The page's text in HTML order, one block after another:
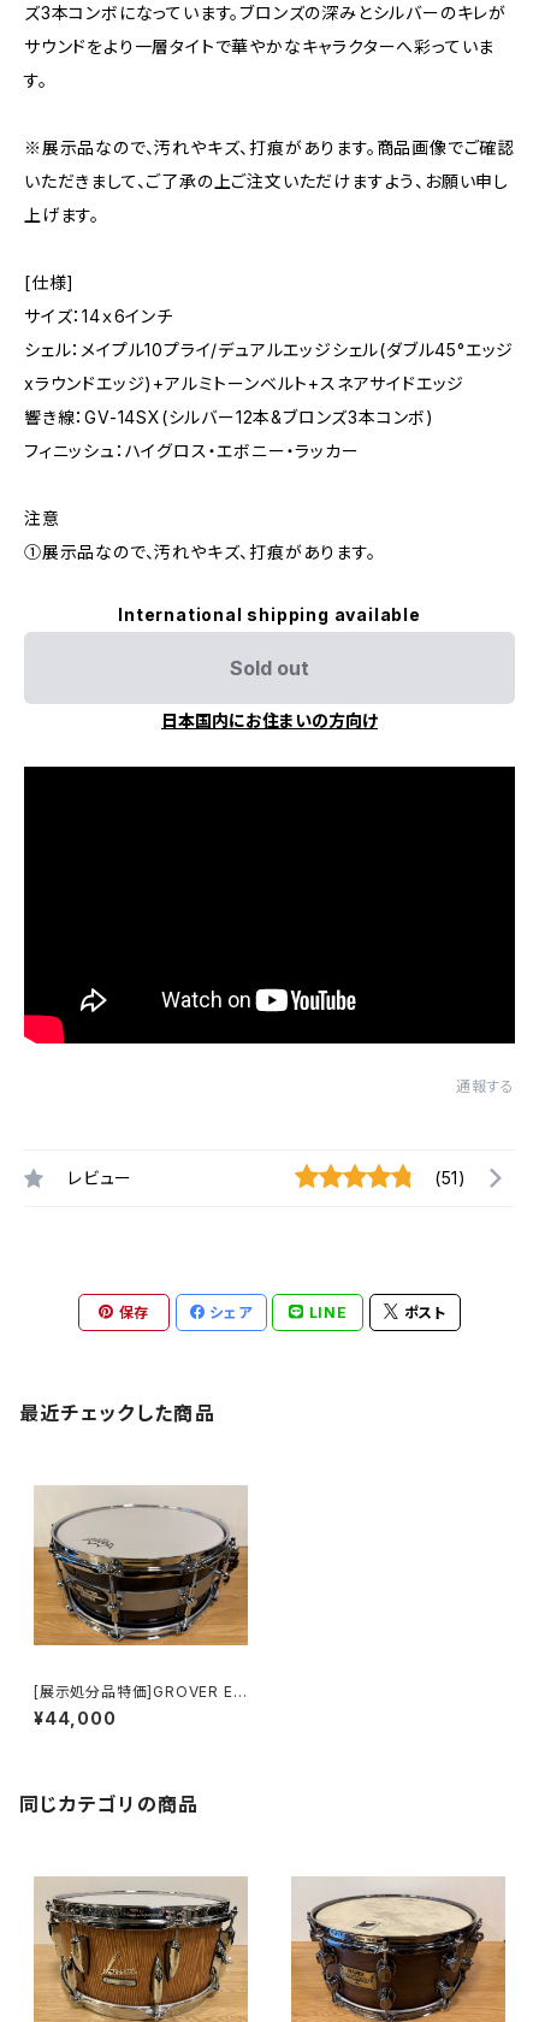
ズ3本コンボになっています。ブロンズの深みとシルバーのキレが
サウンドをより一層タイトで華やかなキャラクターへ彩っていま
す。
※展示品なので、汚れやキズ、打痕があります。商品画像でご確認
いただきまして、ご了承の上ご注文いただけますよう、お願い申し
上げます。
[仕様]
サイズ：14ｘ6インチ
シェル：メイプル10プライ/デュアルエッジシェル(ダブル45°エッジ
xラウンドエッジ)+アルミトーンベルト+スネアサイドエッジ
響き線：GV-14SX(シルバー12本&ブロンズ3本コンボ)
フィニッシュ：ハイグロス・エボニー・ラッカー
注意
①展示品なので、汚れやキズ、打痕があります。
International shipping available
Sold out
日本国内にお住まいの方向け
通報する
レビュー (51)
保存 シェア LINE ポスト
最近チェックした商品
[展示処分品特価]GROVER EQ
lipse デュアル・アペックス・ス
ネアドラム 14"x6" GV-G1EQ6
¥44,000
同じカテゴリの商品